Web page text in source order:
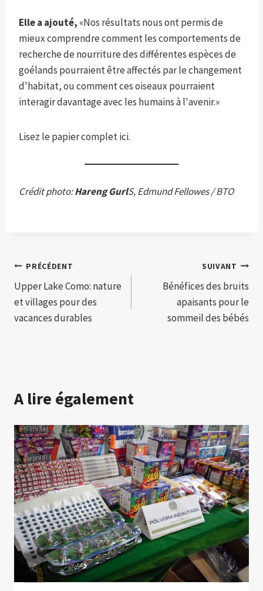
Elle a ajouté, «Nos résultats nous ont permis de
mieux comprendre comment les comportements de
recherche de nourriture des différentes espèces de
goélands pourraient être affectés par le changement
d'habitat, ou comment ces oiseaux pourraient
interagir davantage avec les humains à l'avenir.»
Lisez le papier complet ici.
Crédit photo:Hareng GurlS, Edmund Fellowes / BTO
Navigation
de
l’article
PRÉCÉDENT
Upper Lake Como: nature
et villages pour des
vacances durables
SUIVANT
Bénéfices des bruits
apaisants pour le
sommeil des bébés
A lire également